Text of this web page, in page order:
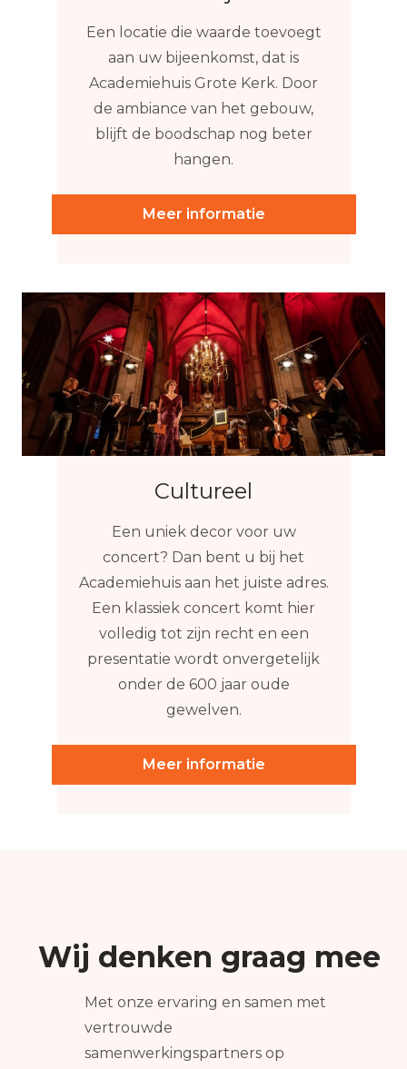
Een locatie die waarde toevoegt
aan uw bijeenkomst, dat is
Academiehuis Grote Kerk. Door
de ambiance van het gebouw,
blijft de boodschap nog beter
hangen.
Meer informatie
Cultureel
Een uniek decor voor uw
concert? Dan bent u bij het
Academiehuis aan het juiste adres.
Een klassiek concert komt hier
volledig tot zijn recht en een
presentatie wordt onvergetelijk
onder de 600 jaar oude
gewelven.
Meer informatie
Wij denken graag mee
Met onze ervaring en samen met
vertrouwde
samenwerkingspartners op